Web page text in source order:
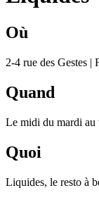
Où
2-4 rue des Gestes |
Quand
Le midi du mardi au
Quoi
Liquides, le resto à